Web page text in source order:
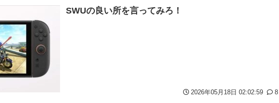
のバイトに応募するも書類選考で落とされてしまう
しナイン発表会」出演者発表！『にじだけと思ってたけど座長と除夜のケツおるやんけ』
が一般の居住希望者の募集開始 すでにトヨタ関係者が居住
本、Switch版 12,458本
韓戦でも審判の接待があった模様…」→「メダル剥奪なのでは…？（ﾌﾞﾙﾌﾞﾙ」＝韓国の反応
SWUの良い所を言ってみろ！
2026年05月18日 02:02:59 8